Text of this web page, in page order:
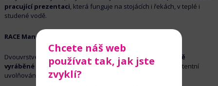
pracující prezentaci, která funguje na stojácích i řekách, v teplé i
studené vodě.
RACE Mango & Chilli – 20 mm
Dvouvrstvé boilies s postupným odbalováním, které je
ručně
vyráběnépro maximální kvalitu, přesnou strukturu a konzistentní
uvolňování atraktorů.
Chcete náš web
používat tak, jak jste
zvyklí?